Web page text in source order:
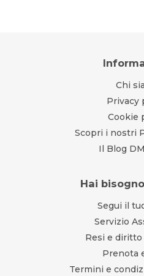
Chi
Privacy
Cookie
Scopri i nostri
Il Blog
Hai
Segui il
Servizio
Resi e diritto
Prenota
Termini e